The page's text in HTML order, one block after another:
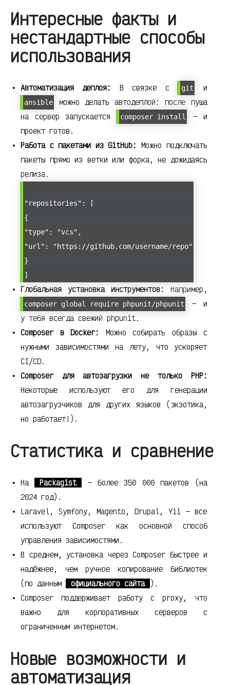
Интересные факты и
нестандартные способы
использования
Автоматизация деплоя: В связке с git и
ansible
можно делать автодеплой: после пуша
на сервер запускается
composer install
— и
проект готов.
Работа с пакетами из GitHub: Можно подключать
пакеты прямо из ветки или форка, не дожидаясь
релиза.
"repositories": [
{
"type": "vcs",
"url": "https://github.com/username/repo"
}
]
Глобальная установка инструментов: Например,
composer global require phpunit/phpunit
— и
у тебя всегда свежий phpunit.
Composer в Docker:
Можно собирать образы с
нужными зависимостями на лету, что ускоряет
CI/CD.
Composer для автозагрузки не только PHP:
Некоторые используют его для генерации
автозагрузчиков для других языков (экзотика,
но работает!).
Статистика и сравнение
На Packagist
— более 350 000 пакетов (на
2024 год).
Laravel, Symfony, Magento, Drupal, Yii — все
используют Composer как основной способ
управления зависимостями.
В среднем, установка через Composer быстрее и
надёжнее, чем ручное копирование библиотек
(по данным
официального сайта
).
Composer поддерживает работу с proxy, что
важно для корпоративных серверов с
ограниченным интернетом.
Новые возможности и
автоматизация